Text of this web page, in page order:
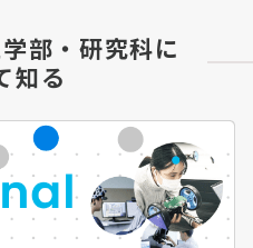
部・研究科に
知る